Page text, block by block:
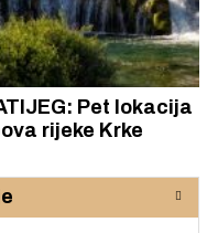
Pet lokacija
rijeke Krke